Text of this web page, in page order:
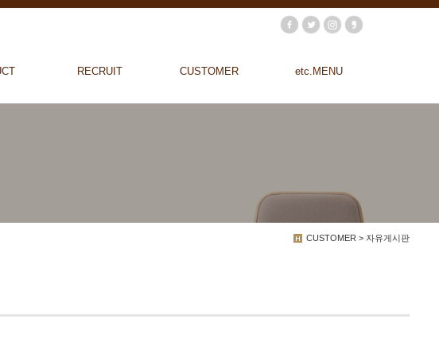
RECRUIT CUSTOMER etc.MENU
CUSTOMER > 자유게시판